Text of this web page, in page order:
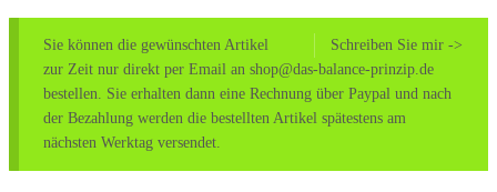
Schreiben Sie mir ->
Sie können die gewünschten Artikel
zur Zeit nur direkt per Email an shop@das-balance-prinzip.de
bestellen. Sie erhalten dann eine Rechnung über Paypal und nach
der Bezahlung werden die bestellten Artikel spätestens am
nächsten Werktag versendet.